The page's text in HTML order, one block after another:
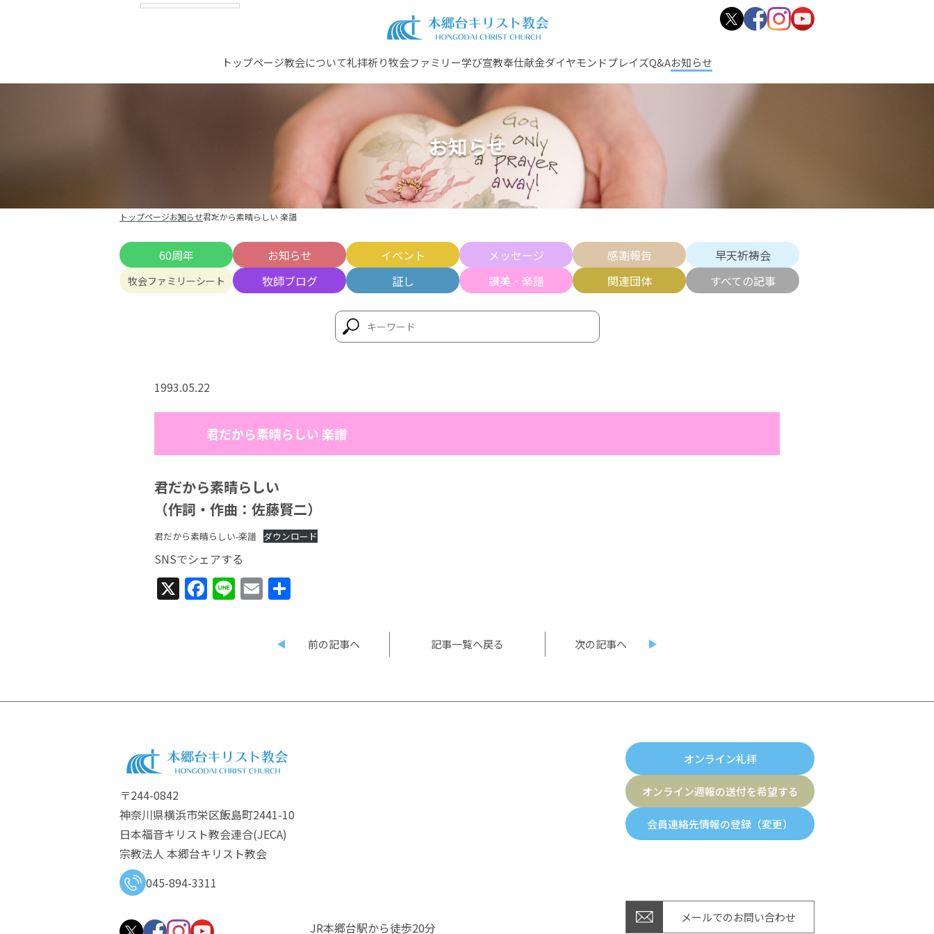
トップページ教会について礼拝祈り牧会ファミリー学び宣教奉仕献金ダイヤモンドプレイズQ&Aお知らせ
お知らせ
トップページお知らせ君だから素晴らしい 楽譜
60周年 お知らせ イベント メッセージ 感謝報告 早天祈祷会
牧会ファミリーシート 牧師ブログ 証し 讃美・楽譜 関連団体 すべての記事
1993.05.22
君だから素晴らしい 楽譜
君だから素晴らしい
（作詞・作曲：佐藤賢二）
君だから素晴らしい-楽譜 ダウンロード
SNSでシェアする
X Facebook
LineEmail
前の記事へ 記事一覧へ戻る 次の記事へ
〒244-0842
神奈川県横浜市栄区飯島町2441-10
日本福音キリスト教会連合​(JECA)
宗教法人 本郷台キリスト教会
045-894-3311
JR本郷台駅から徒歩20分
オンライン礼拝
オンライン週報の送付を希望する
会員連絡先情報の登録（変更）
メールでのお問い合わせ